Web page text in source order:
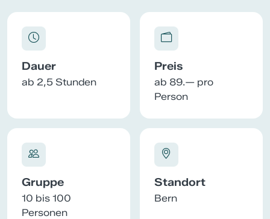
Dauer
ab 2,5 Stunden
Preis
ab 89.— pro
Person
Gruppe
10 bis 100
Personen
Standort
Bern